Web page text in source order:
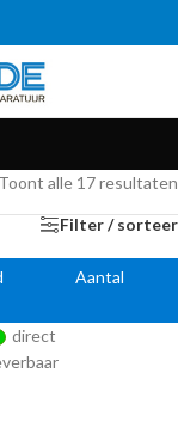
Toont alle 17 resultaten
Filter / sorteer
Aantal
direct